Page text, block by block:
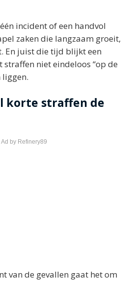
incident of een handvol
zaken die langzaam groeit,
En juist die tijd blijkt een
niet eindeloos “op de
liggen.
korte straffen de
by Refinery89
van de gevallen gaat het om